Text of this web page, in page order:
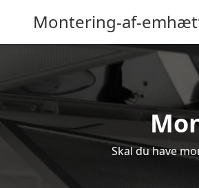
Montering-af-
Skal du have